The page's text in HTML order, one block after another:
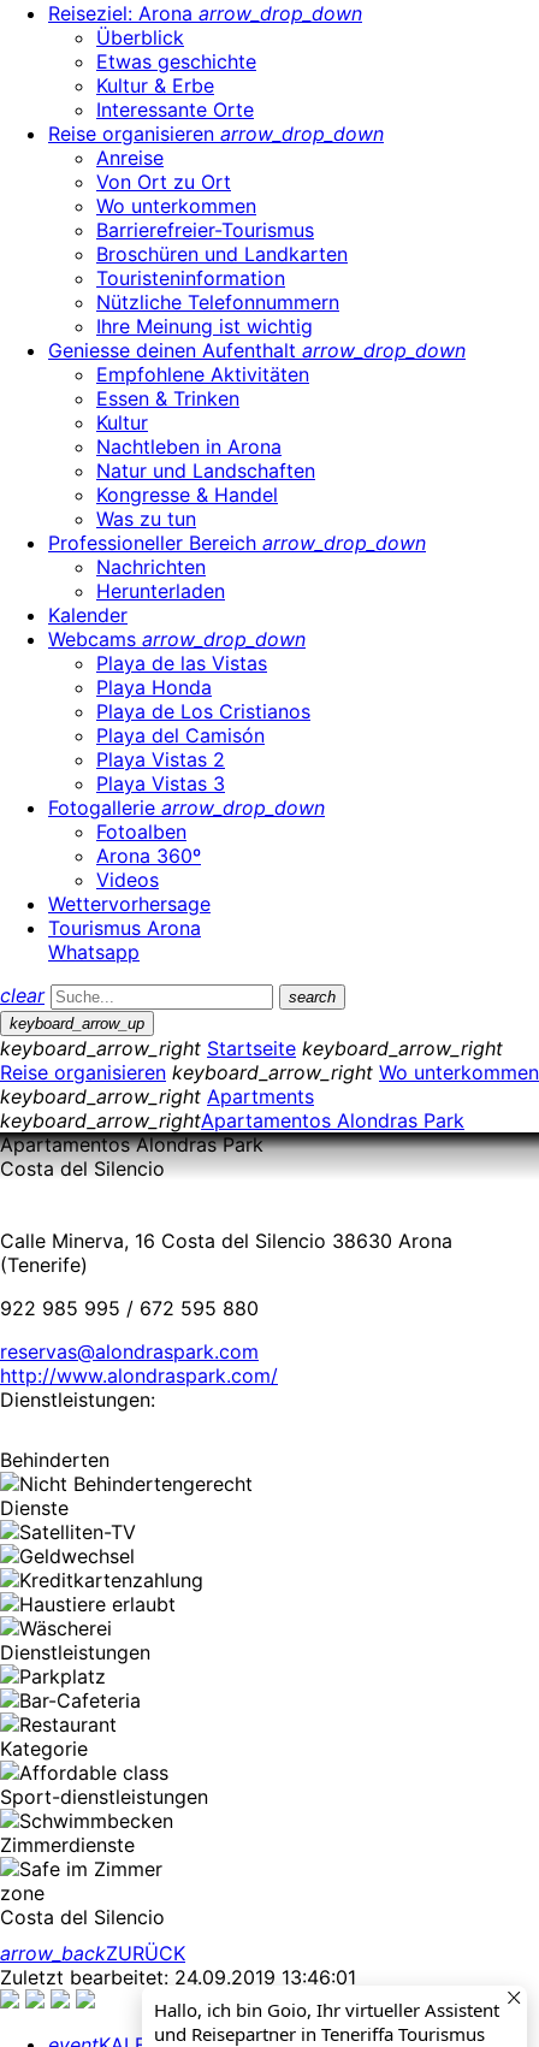
Hallo, ich bin Goio, Ihr virtueller Assistent
und Reisepartner in Teneriffa Tourismus
Reiseziel: Arona arrow_drop_down
Überblick
Etwas geschichte
Kultur & Erbe
Interessante Orte
Reise organisieren arrow_drop_down
Anreise
Von Ort zu Ort
Wo unterkommen
Barrierefreier-Tourismus
Broschüren und Landkarten
Touristeninformation
Nützliche Telefonnummern
Ihre Meinung ist wichtig
Geniesse deinen Aufenthalt arrow_drop_down
Empfohlene Aktivitäten
Essen & Trinken
Kultur
Nachtleben in Arona
Natur und Landschaften
Kongresse & Handel
Was zu tun
Professioneller Bereich arrow_drop_down
Nachrichten
Herunterladen
Kalender
Webcams arrow_drop_down
Playa de las Vistas
Playa Honda
Playa de Los Cristianos
Playa del Camisón
Playa Vistas 2
Playa Vistas 3
Fotogallerie arrow_drop_down
Fotoalben
Arona 360º
Videos
Wettervorhersage
Tourismus Arona
Whatsapp
clear
search
keyboard_arrow_up
keyboard_arrow_right Startseite keyboard_arrow_right
Reise organisieren keyboard_arrow_right Wo unterkommen
keyboard_arrow_right Apartments
keyboard_arrow_rightApartamentos Alondras Park
Apartamentos Alondras Park
Costa del Silencio
Calle Minerva, 16 Costa del Silencio 38630 Arona
(Tenerife)
922 985 995 / 672 595 880
reservas@alondraspark.com
http://www.alondraspark.com/
Dienstleistungen:
Behinderten
Dienste
Dienstleistungen
Kategorie
Sport-dienstleistungen
Zimmerdienste
zone
Costa del Silencio
arrow_backZURÜCK
Zuletzt bearbeitet: 24.09.2019 13:46:01